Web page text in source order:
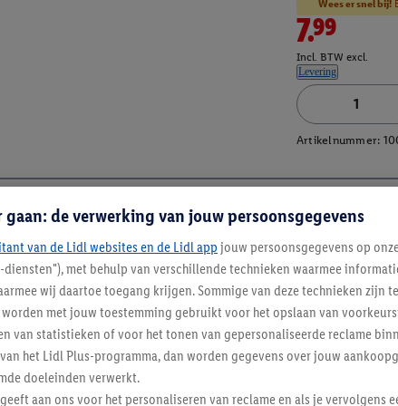
Wees er snel bij!
7.99
Incl. BTW excl.
Levering
Artikelnummer:
de verwerking van jouw persoonsgegevens
van de Lidl websites en de Lidl app jouw persoonsgegevens op
met behulp van verschillende technieken waarmee
wij daartoe toegang krijgen. Sommige van deze technieken zijn
met jouw toestemming gebruikt voor het opslaan van
van statistieken of voor het tonen van gepersonaliseerde reclame
het Lidl Plus-programma, dan worden gegevens over jouw
doeleinden verwerkt.
aan ons voor het personaliseren van reclame en als je vervolgens